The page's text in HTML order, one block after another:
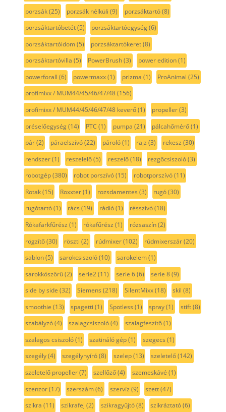
porzsák(25) porzsák nélküli (9) porzsáktartó(8)
porzsáktartóbetét(5) porzsáktartóegység(6)
porzsáktartóidom(5) porzsáktartókeret(8)
porzsáktartóvilla (5) PowerBrush(3) power edition(1)
powerforall (6) powermaxx(1) prizma (1) ProAnimal (25)
profimixx / MUM44/45/46/47/48(156)
profimixx / MUM44/45/46/47/48 keverő(1) propeller(3)
préselőegység(14) PTC (1) pumpa (21) pálcahőmérő(1)
pár(2) páraelszívó(22) pároló(1) rajz (3) rekesz (30)
rendszer(1) reszelelő(5) reszelő(18) rezgőcsiszoló(3)
robotgép(380) robot porszívó(15) robotporszívó(11)
Rotak(15) Roxxter(1) rozsdamentes (3) rugó(30)
rugótartó(1) rács (19) rádió(1) résszívó(18)
Rókafarkfűrész (1) rókafűrész (1) rózsaszín(2)
rögzítő(30) röszti (2) rúdmixer(102) rúdmixerszár(20)
sablon(5) sarokcsiszoló(10) sarokelem(1)
sarokköszörű(2) serie2(11) serie 6(6) serie 8(9)
side by side (32) Siemens (218) SilentMixx(18) skil (8)
smoothie (13) spagetti (1) Spotless (1) spray(1) stift(8)
szabályzó(4) szalagcsiszoló(4) szalagfeszítő(1)
szalagos csiszoló(1) szatináló gép(1) szegecs (1)
szegély(4) szegélynyíró(8) szelep(13) szeletelő(142)
szeletelő propeller(7) szellőző(4) szemeskávé (1)
szenzor(17) szerszám(6) szervíz (9) szett(47)
szikra (11) szikrafej (2) szikragyűjtó(8) szikráztató(6)